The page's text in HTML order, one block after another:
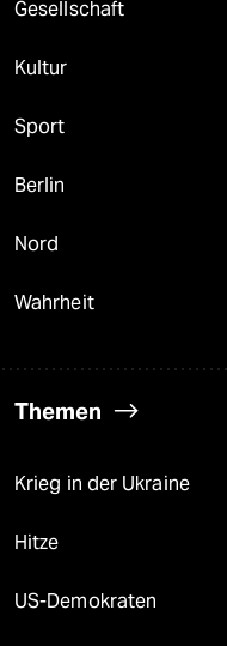
Gesellschaft
Kultur
Sport
Berlin
Nord
Wahrheit
Themen
Krieg in der Ukraine
Hitze
US-Demokraten